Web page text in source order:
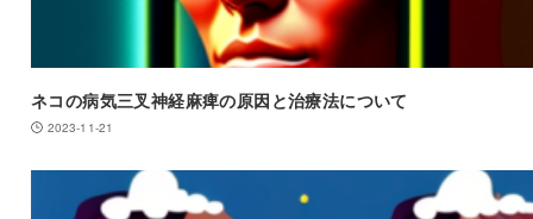
ネコの病気三叉神経麻痺の原因と治療法について
2023-11-21